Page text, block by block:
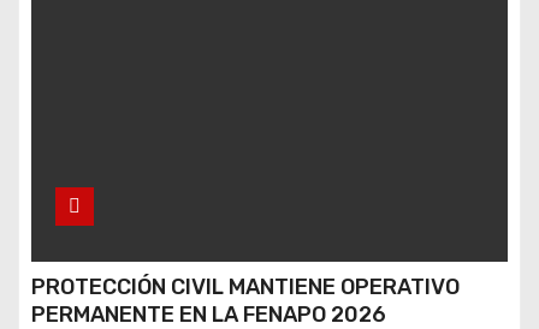
PROTECCIÓN CIVIL MANTIENE OPERATIVO
PERMANENTE EN LA FENAPO 2026